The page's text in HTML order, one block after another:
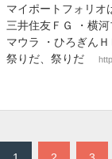
マイポートフォリ
三井住友ＦＧ ・横
マウラ ・ひろぎん
祭りだ、祭りだ